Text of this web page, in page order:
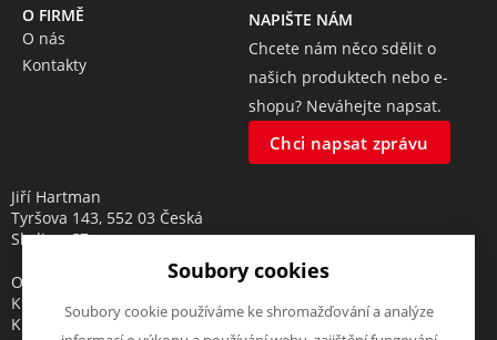
O FIRMĚ
O nás
Kontakty
NAPIŠTE NÁM
Chcete nám něco sdělit o
našich produktech nebo e-
shopu? Neváhejte napsat.
Chci napsat zprávu
Jiří Hartman
Tyršova 143, 552 03 Česká
Skalice, CZ
Obchodní rejstřík vedený u
Krajského soudu v Hradci
Králové, oddíl A, vložka 18553
Soubory cookies
Soubory cookie používáme ke shromažďování a analýze